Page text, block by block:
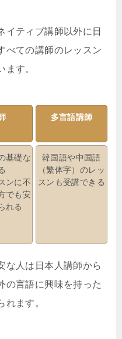
イティブ講師以外に日
べての講師のレッスン
ます。
多言語講師
基礎な
ンに不
でも安
れる
韓国語や中国語
（繁体字）のレッ
スンも受講できる
な人は日本人講師から
の言語に興味を持った
れます。